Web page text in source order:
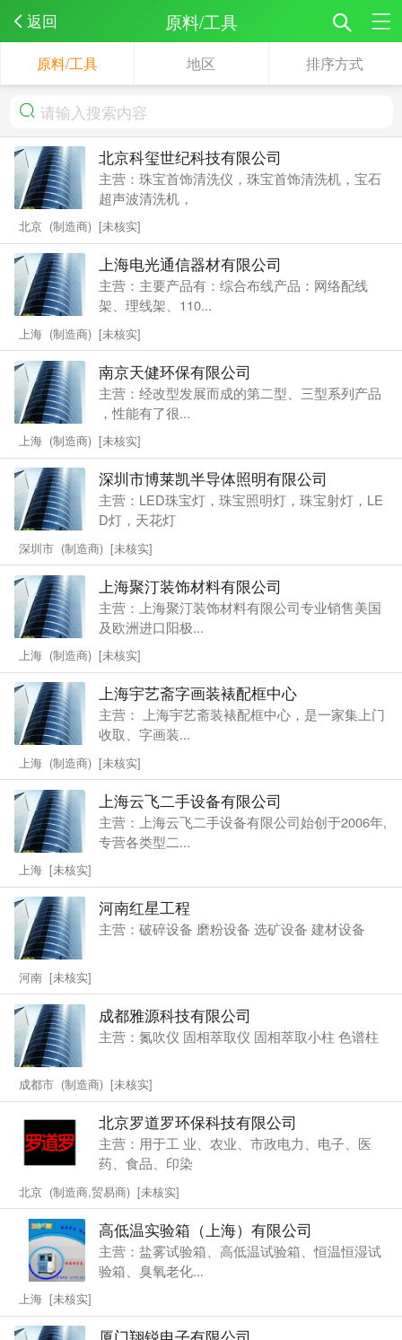
返回 原料/工具
原料/工具 地区 排序方式
北京科玺世纪科技有限公司
主营：珠宝首饰清洗仪，珠宝首饰清洗机，宝石
超声波清洗机，
北京 (制造商) [未核实]
上海电光通信器材有限公司
主营：主要产品有：综合布线产品：网络配线
架、理线架、110...
上海 (制造商) [未核实]
南京天健环保有限公司
主营：经改型发展而成的第二型、三型系列产品
，性能有了很...
上海 (制造商) [未核实]
深圳市博莱凯半导体照明有限公司
主营：LED珠宝灯，珠宝照明灯，珠宝射灯，LE
D灯，天花灯
深圳市 (制造商) [未核实]
上海聚汀装饰材料有限公司
主营：上海聚汀装饰材料有限公司专业销售美国
及欧洲进口阳极...
上海 (制造商) [未核实]
上海宇艺斋字画装裱配框中心
主营： 上海宇艺斋装裱配框中心，是一家集上门
收取、字画装...
上海 (制造商) [未核实]
上海云飞二手设备有限公司
主营：上海云飞二手设备有限公司始创于2006年,
专营各类型二...
上海 [未核实]
河南红星工程
主营：破碎设备 磨粉设备 选矿设备 建材设备
河南 [未核实]
成都雅源科技有限公司
主营：氮吹仪 固相萃取仪 固相萃取小柱 色谱柱
成都市 (制造商) [未核实]
北京罗道罗环保科技有限公司
主营：用于工 业、农业、市政电力、电子、医
药、食品、印染
北京 (制造商,贸易商) [未核实]
高低温实验箱（上海）有限公司
主营：盐雾试验箱、高低温试验箱、恒温恒湿试
验箱、臭氧老化...
上海 [未核实]